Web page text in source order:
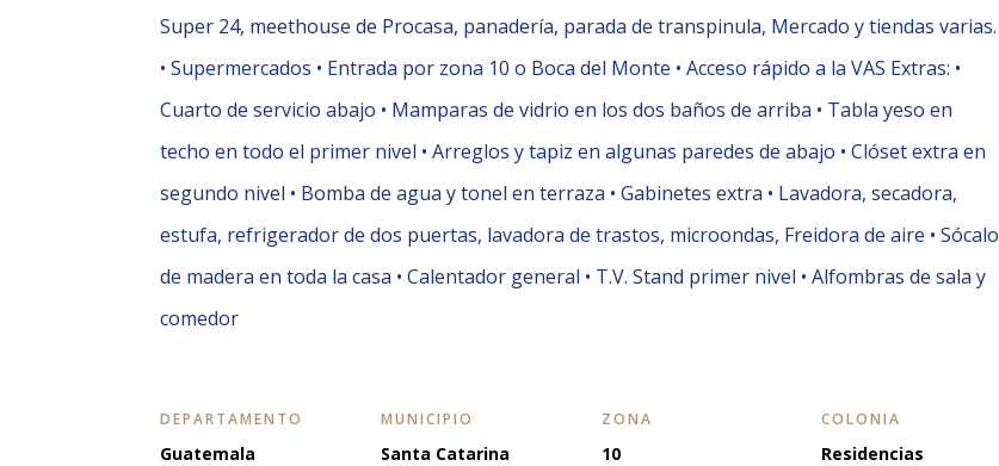
Super 24, meethouse de Procasa, panadería, parada de transpinula, Mercado y tiendas varias.
•⁠ ⁠Supermercados •⁠ ⁠Entrada por zona 10 o Boca del Monte •⁠ ⁠Acceso rápido a la VAS Extras: •⁠
⁠Cuarto de servicio abajo •⁠ ⁠⁠Mamparas de vidrio en los dos baños de arriba •⁠ ⁠⁠Tabla yeso en
techo en todo el primer nivel •⁠ ⁠⁠Arreglos y tapiz en algunas paredes de abajo •⁠ ⁠⁠Clóset extra en
segundo nivel •⁠ ⁠⁠Bomba de agua y tonel en terraza •⁠ ⁠⁠Gabinetes extra •⁠ ⁠⁠Lavadora, secadora,
estufa, refrigerador de dos puertas, lavadora de trastos, microondas, Freidora de aire •⁠ ⁠⁠Sócalo
de madera en toda la casa •⁠ ⁠⁠Calentador general •⁠ ⁠⁠T.V. Stand primer nivel •⁠ ⁠⁠Alfombras de sala y
comedor
DEPARTAMENTO
Guatemala
MUNICIPIO
Santa Catarina
ZONA
10
COLONIA
Residencias